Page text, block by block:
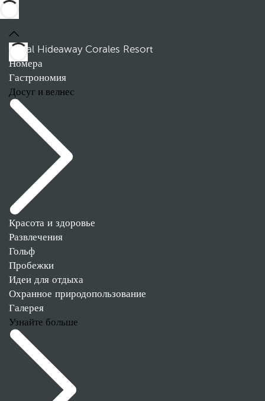
Royal Hideaway Corales Resort
Номера
Гастрономия
Досуг и велнес
Красота и здоровье
Развлечения
Гольф
Пробежки
Идеи для отдыха
Охранное природопользование
Галерея
Узнайте больше